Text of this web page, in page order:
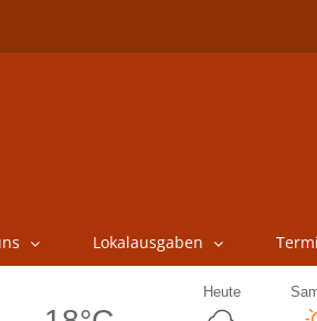
Lokalausgaben